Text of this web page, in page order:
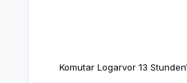
Komutar Logarvor 13 Stunden